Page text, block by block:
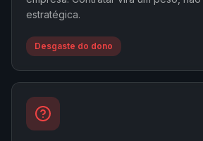
estratégica.
Desgaste do dono